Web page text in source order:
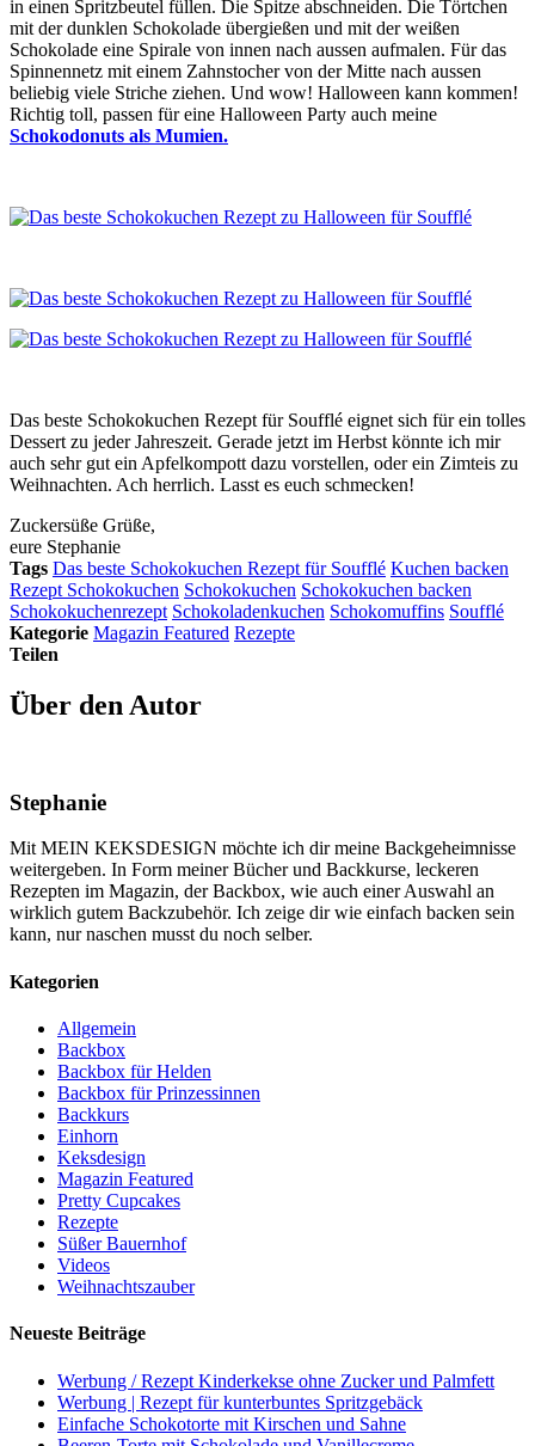
in einen Spritzbeutel füllen. Die Spitze abschneiden. Die Törtchen
mit der dunklen Schokolade übergießen und mit der weißen
Schokolade eine Spirale von innen nach aussen aufmalen. Für das
Spinnennetz mit einem Zahnstocher von der Mitte nach aussen
beliebig viele Striche ziehen. Und wow! Halloween kann kommen!
Richtig toll, passen für eine Halloween Party auch meine
Schokodonuts als Mumien.
Das beste Schokokuchen Rezept für Soufflé eignet sich für ein tolles
Dessert zu jeder Jahreszeit. Gerade jetzt im Herbst könnte ich mir
auch sehr gut ein Apfelkompott dazu vorstellen, oder ein Zimteis zu
Weihnachten. Ach herrlich. Lasst es euch schmecken!
Zuckersüße Grüße,
eure Stephanie
Tags Das beste Schokokuchen Rezept für Soufflé Kuchen backen
Rezept Schokokuchen Schokokuchen Schokokuchen backen
Schokokuchenrezept Schokoladenkuchen Schokomuffins Soufflé
Kategorie Magazin Featured Rezepte
Teilen
Über den Autor
Stephanie
Mit MEIN KEKSDESIGN möchte ich dir meine Backgeheimnisse
weitergeben. In Form meiner Bücher und Backkurse, leckeren
Rezepten im Magazin, der Backbox, wie auch einer Auswahl an
wirklich gutem Backzubehör. Ich zeige dir wie einfach backen sein
kann, nur naschen musst du noch selber.
Kategorien
Allgemein
Backbox
Backbox für Helden
Backbox für Prinzessinnen
Backkurs
Einhorn
Keksdesign
Magazin Featured
Pretty Cupcakes
Rezepte
Süßer Bauernhof
Videos
Weihnachtszauber
Neueste Beiträge
Werbung / Rezept Kinderkekse ohne Zucker und Palmfett
Werbung | Rezept für kunterbuntes Spritzgebäck
Einfache Schokotorte mit Kirschen und Sahne